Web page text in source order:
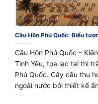
Cầu Hôn Phú Quốc: Biểu
Cầu Hôn Phú Quốc –
Tình Yêu, tọa lạc tại thị
Phú Quốc. Cây cầu thu
ngoài nước bởi thiết kế